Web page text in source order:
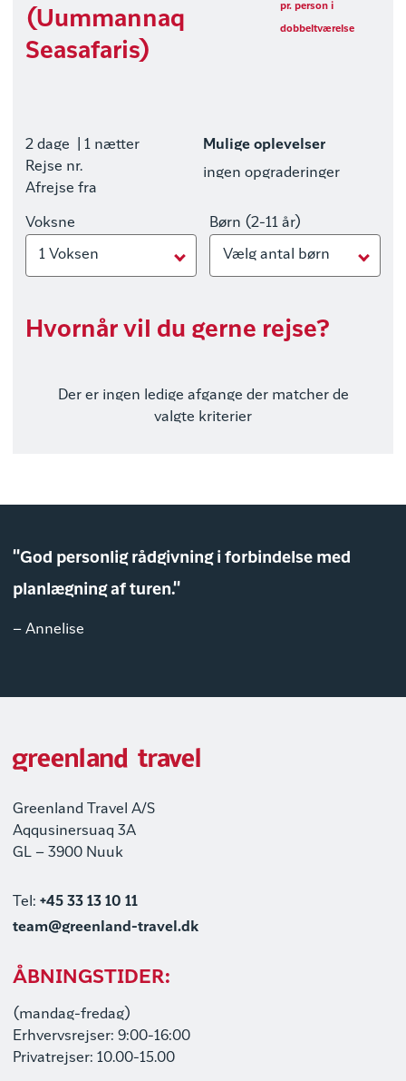
(Uummannaq
Seasafaris)
pr. person i
dobbeltværelse
2 dage
| 1 nætter
Rejse nr.
Afrejse fra
Mulige oplevelser
ingen opgraderinger
Voksne
1 Voksen
Børn (2-11 år)
Vælg antal børn
Hvornår vil du gerne rejse?
Der er ingen ledige afgange der matcher de
valgte kriterier
"God personlig rådgivning i forbindelse med
planlægning af turen."
– Annelise
Greenland Travel A/S
Aqqusinersuaq 3A
GL – 3900 Nuuk
Tel: +45 33 13 10 11
team@greenland-travel.dk
ÅBNINGSTIDER:
(mandag-fredag)
Erhvervsrejser: 9:00-16:00
Privatrejser: 10.00-15.00